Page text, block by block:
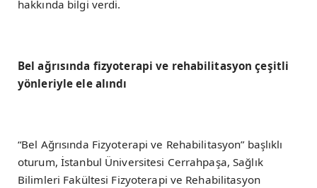
hakkında bilgi verdi.
Bel ağrısında fizyoterapi ve rehabilitasyon çeşitli
yönleriyle ele alındı
“Bel Ağrısında Fizyoterapi ve Rehabilitasyon” başlıklı
oturum, İstanbul Üniversitesi Cerrahpaşa, Sağlık
Bilimleri Fakültesi Fizyoterapi ve Rehabilitasyon